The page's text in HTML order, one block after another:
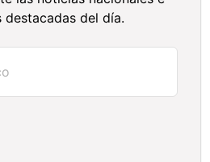
destacadas del día.